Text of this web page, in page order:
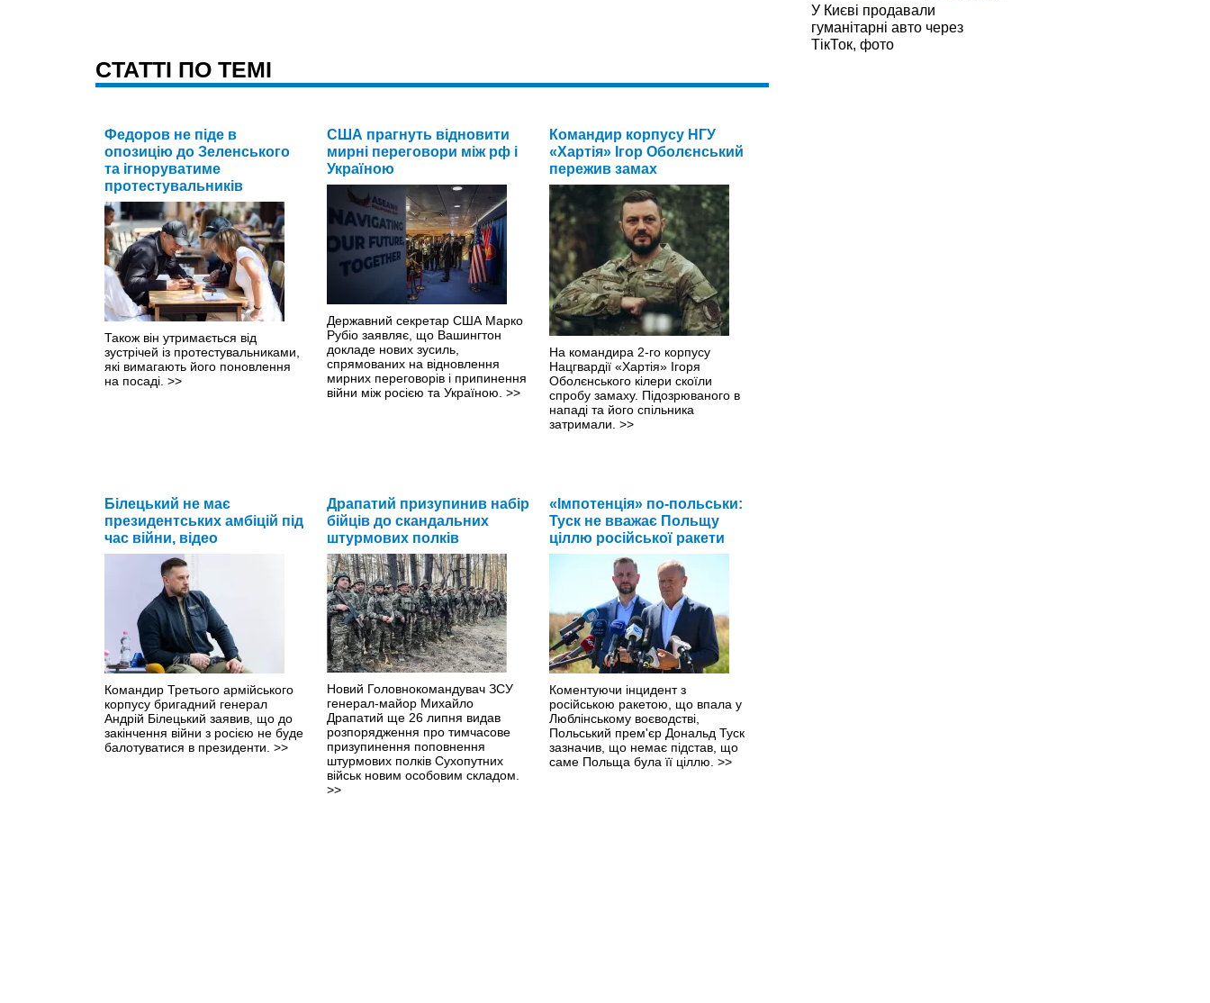
CТАТТІ ПО ТЕМІ
Федоров не піде в
опозицію до Зеленського
та ігноруватиме
протестувальників
Також він утримається від
зустрічей із протестувальниками,
які вимагають його поновлення
на посаді. >>
США прагнуть відновити
мирні переговори між рф і
Україною
Державний секретар США Марко
Рубіо заявляє, що Вашингтон
докладе нових зусиль,
спрямованих на відновлення
мирних переговорів і припинення
війни між росією та Україною. >>
Командир корпусу НГУ
«Хартія» Ігор Оболєнський
пережив замах
На командира 2-го корпусу
Нацгвардії «Хартія» Ігоря
Оболєнського кілери скоїли
спробу замаху. Підозрюваного в
нападі та його спільника
затримали. >>
Білецький не має
президентських амбіцій під
час війни, відео
Командир Третього армійського
корпусу бригадний генерал
Андрій Білецький заявив, що до
закінчення війни з росією не буде
балотуватися в президенти. >>
Драпатий призупинив набір
бійців до скандальних
штурмових полків
Новий Головнокомандувач ЗСУ
генерал-майор Михайло
Драпатий ще 26 липня видав
розпорядження про тимчасове
призупинення поповнення
штурмових полків Сухопутних
військ новим особовим складом.
>>
«Імпотенція» по-польськи:
Туск не вважає Польщу
ціллю російської ракети
Коментуючи інцидент з
російською ракетою, що впала у
Люблінському воєводстві,
Польський прем'єр Дональд Туск
зазначив, що немає підстав, що
саме Польща була її ціллю. >>
У Києві продавали
гуманітарні авто через
ТікТок, фото